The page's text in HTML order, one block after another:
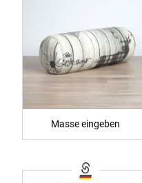
Masse eingeben